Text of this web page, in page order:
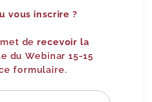
vous inscrire ?
derecevoir la
du Webinar 15-15
formulaire.